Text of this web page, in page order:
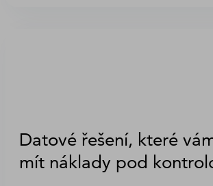
Datové řešení, které
mít náklady pod